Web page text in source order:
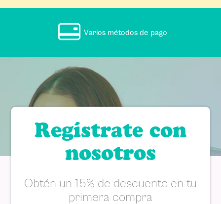
Varios métodos de pago
Regístrate con
nosotros
Obtén un 15% de descuento en tu
primera compra